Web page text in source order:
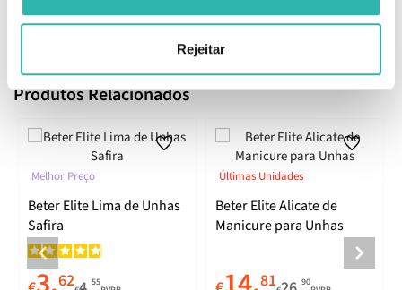
Rejeitar
EAN: 8412122640651
Produtos Relacionados
Melhor Preço
Beter Elite Lima de Unhas
Safira
62 55
Últimas Unidades
Beter Elite Alicate de
Manicure para Unhas
81 90